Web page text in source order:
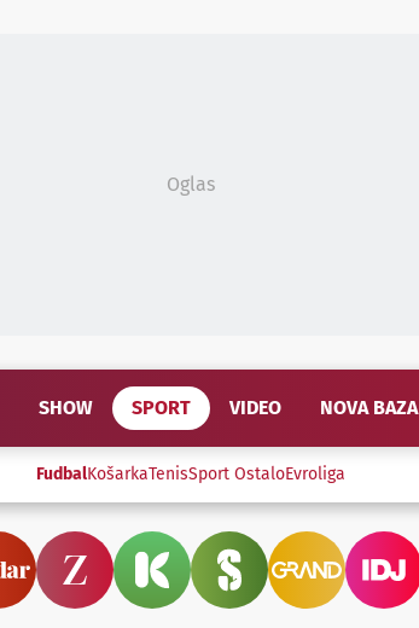
Oglas
SHOW SPORT VIDEO NOVA BAZA
FudbalKošarkaTenisSport OstaloEvroliga